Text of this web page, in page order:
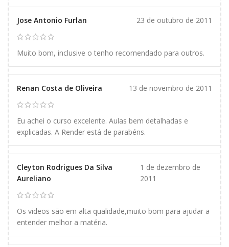
Jose Antonio Furlan 23 de outubro de 2011
Muito bom, inclusive o tenho recomendado para outros.
Renan Costa de Oliveira 13 de novembro de 2011
Eu achei o curso excelente. Aulas bem detalhadas e
explicadas. A Render está de parabéns.
Cleyton Rodrigues Da Silva
Aureliano
1 de dezembro de
2011
Os videos são em alta qualidade,muito bom para ajudar a
entender melhor a matéria.